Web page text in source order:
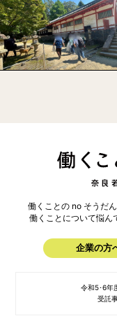
働くことの no そうだ
働くことについて悩ん
企業の方
令和5･6年
受託